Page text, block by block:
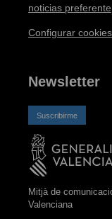
noticias preferente
Configurar cookies
Newsletter
Suscribirme
Mitjà de
Valenciana